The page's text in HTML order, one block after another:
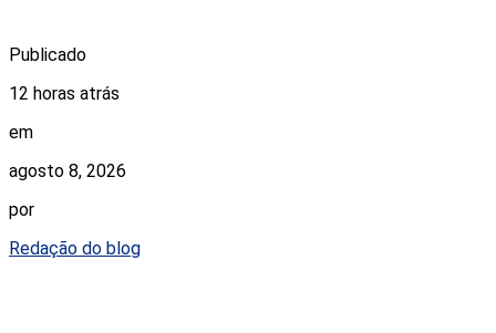
Publicado
12 horas atrás
em
agosto 8, 2026
por
Redação do blog